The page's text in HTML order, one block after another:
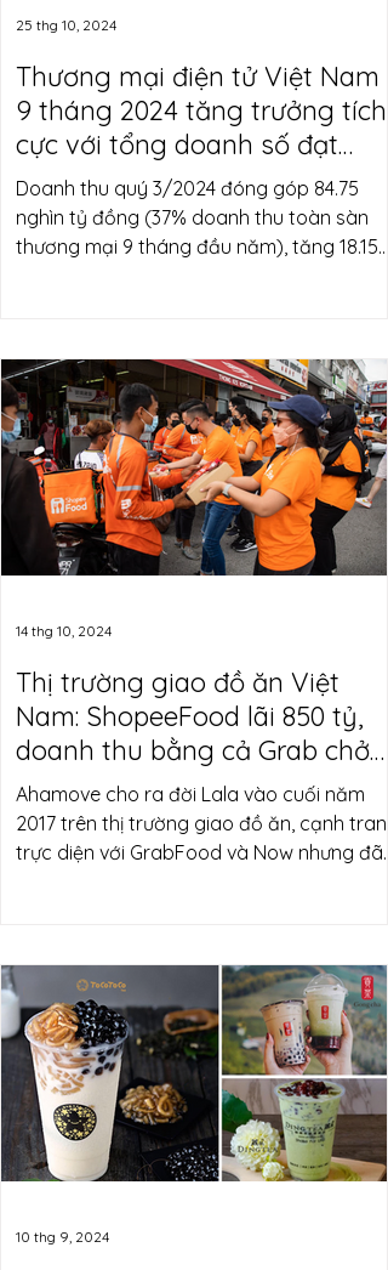
Thương mại điện tử Việt Nam
9 tháng 2024 tăng trưởng tích
cực với tổng doanh số đạt
227.7 nghìn tỷ đồng, tăng
37.66%
Doanh thu quý 3/2024 đóng góp 84.75
nghìn tỷ đồng (37% doanh thu toàn sàn
thương mại 9 tháng đầu năm), tăng 18.15%
25 thg 10, 2024
Thị trường giao đồ ăn Việt
Nam: ShopeeFood lãi 850 tỷ,
doanh thu bằng cả Grab chở
khách lẫn giao hàng
Ahamove cho ra đời Lala vào cuối năm
2017 trên thị trường giao đồ ăn, cạnh tranh
trực diện với GrabFood và Now nhưng đã
14 thg 10, 2024
10 thg 9, 2024